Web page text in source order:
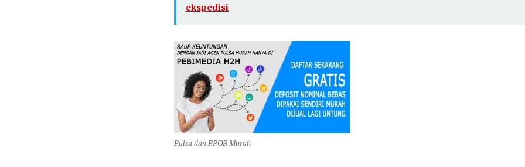
ekspedisi
Pulsa dan PPOB Murah